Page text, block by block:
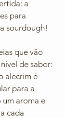
a
para
sourdough!
que vão
de sabor:
alecrim é
para a
um aroma e
cada